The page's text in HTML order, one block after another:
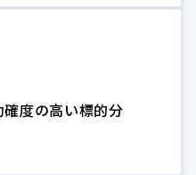
度の高い標的分